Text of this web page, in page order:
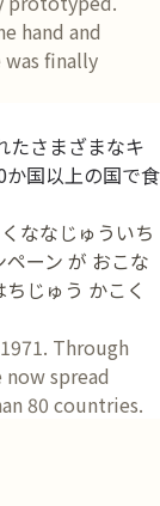
hand and
finally
たさまざまなキ
か国以上の国で食
ななじゅういち
ーン が おこな
じゅう かこく
Through
spread
80 countries.